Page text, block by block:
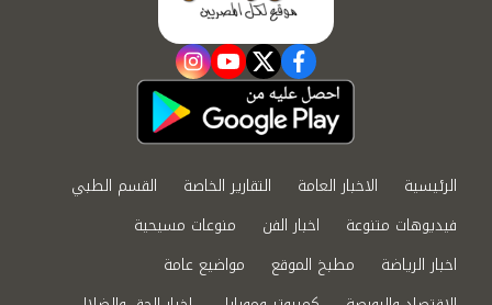
facebook
twitter
youtube
instagram
الرئيسية الاخبار العامة التقارير الخاصة
القسم الطبي
فيديوهات متنوعة
اخبار الفن
منوعات مسيحية
اخبار الرياضة
مطبخ الموقع
مواضيع عامة